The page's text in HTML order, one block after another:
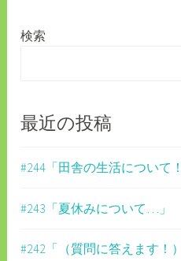
ー
ン
検索
最近の投稿
#244「田舎の生活について！
#243「夏休みについて…」
#242「（質問に答えます！